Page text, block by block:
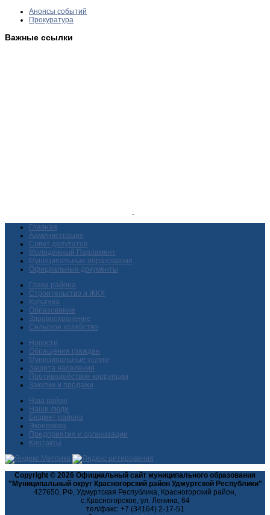
Анонсы событий
Прокуратура
Важные ссылки
Главная
Администрация
Совет депутатов
Молодежный Парламент
Муниципальные образования
Официальные документы
Глава района
Строительство и ЖКХ
Культура
Образование
Здравоохранение
Сельское хозяйство
Новости
Обращения граждан
Муниципальные услуги
Защита населения
Противодействие коррупции
Закупки и продажи
Наш район
Наши люди
Бюджет района
Экономика
Предприятия и организации
Контакты
Copyright © 2026 Официальный сайт муниципального образования
"Муниципальный округ Красногорский район Удмуртской Республики"
427650, РФ, Удмуртская Республика, Красногорский район,
с.Красногорское, ул. Ленина, 64
тел/факс: +7 (34164) 2-17-51